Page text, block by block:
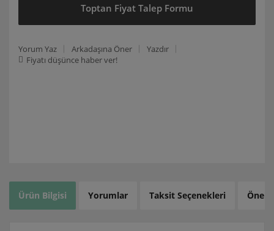
Toptan Fiyat Talep Formu
Yorum Yaz Arkadaşına Öner
Yazdır
Fiyatı düşünce haber ver!
Ürün Bilgisi Yorumlar Taksit Seçenekleri